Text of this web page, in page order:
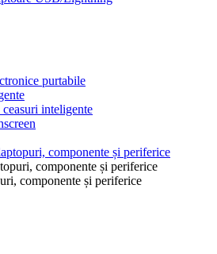
purtabile
inteligente
componente și periferice
componente și periferice
componente și periferice